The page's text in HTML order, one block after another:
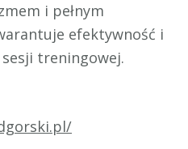
i pełnym
efektywność i
treningowej.